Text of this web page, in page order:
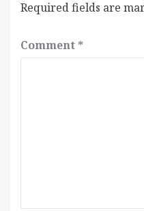
Required fields are
Comment *